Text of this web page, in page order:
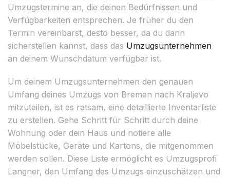
Umzugstermine an, die deinen Bedürfnissen und
Verfügbarkeiten entsprechen. Je früher du den
Termin vereinbarst, desto besser, da du dann
sicherstellen kannst, dass das Umzugsunternehmen
an deinem Wunschdatum verfügbar ist.
Um deinem Umzugsunternehmen den genauen
Umfang deines Umzugs von Bremen nach Kraljevo
mitzuteilen, ist es ratsam, eine detaillierte Inventarliste
zu erstellen. Gehe Schritt für Schritt durch deine
Wohnung oder dein Haus und notiere alle
Möbelstücke, Geräte und Kartons, die mitgenommen
werden sollen. Diese Liste ermöglicht es Umzugsprofi
Langner, den Umfang des Umzugs einzuschätzen und